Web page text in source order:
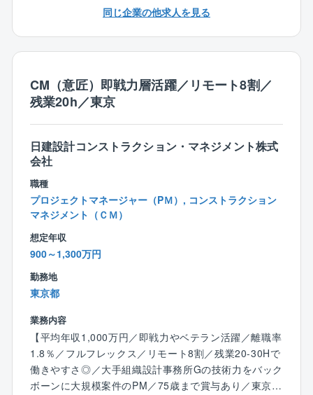
界でもトップクラスの労働環境です。
同社には部長や課長はおらず、社員は「さんづけ」で
風通しがよく、一人ひとりが主体性をもって取り組め
る「エンゲージメント」が高い職場環境です。
ジェクトを円滑に進めていくことが重要です。
【担当案件について】
近年はデータセンター、病院、工場案件が特に増えて
いますが、教育施設やオフィス、商業施設、物流施設
など、幅広い案件がございます。
入社後は1つの用途に限らず、幅広く案件をお任せしま
すので、広い知見とスキルを身に着けることができま
す。
【同社の特徴】
定年65歳で再雇用が10年となるため、最長で75歳まで
勤務可能です（75歳まで賞与支給もございます）。65
歳まで年齢を理由とした減給はありません。
●テレワーク率70～80％
す。
●圧倒的な技術力
大手組織設計事務所の冠を持つCM企業であるため、高
い技術力を持つ技術者が集まっています。
単なる調整役ではなく、技術者としての高い知見やス
〇機械設備設計についても一定の知識のある方
〇環境認証制度（LEED、CASBEE、DBJGB、GRES
をお持ちの方
〇データセンターの設計経験のある方
〇認定コンストラクション・マネジャーの資格をお持
ちの方
同じ企業の他求人を見る
CM（意匠）即戦力層活躍／リモート8割／
残業20h／東京
日建設計コンストラクション・マネジメント株式
会社
職種
プロジェクトマネージャー（PＭ）, コンストラクション
マネジメント（ＣＭ）
想定年収
900～1,300万円
勤務地
東京都
業務内容
【平均年収1,000万円／即戦力やベテラン活躍／離職率
1.8％／フルフレックス／リモート8割／残業20-30Hで
働きやすさ◎／大手組織設計事務所Gの技術力をバック
ボーンに大規模案件のPM／75歳まで賞与あり／東京】